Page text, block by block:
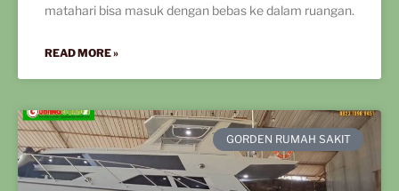
matahari bisa masuk dengan bebas ke dalam ruangan.
READ MORE »
GORDEN RUMAH SAKIT